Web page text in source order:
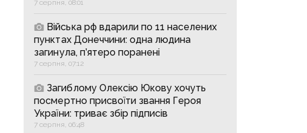
7 серпня, 08:01
Війська рф вдарили по 11 населених
пунктах Донеччини: одна людина
загинула, п’ятеро поранені
7 серпня, 07:12
Загиблому Олексію Юкову хочуть
посмертно присвоїти звання Героя
України: триває збір підписів
7 серпня, 06:48